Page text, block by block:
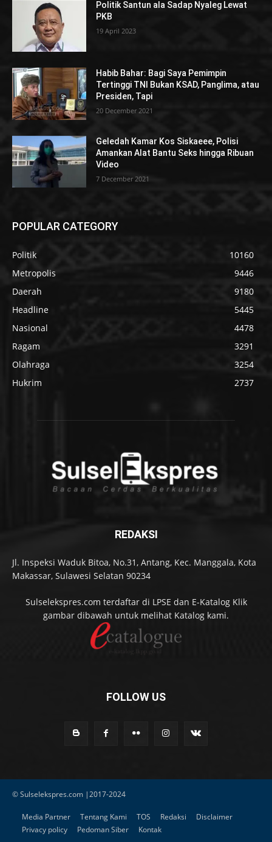
Politik Santun ala Sadap Nyaleg Lewat
PKB
19 April 2023
Habib Bahar: Bagi Saya Pemimpin
Tertinggi TNI Bukan KSAD, Panglima, atau
Presiden, Tapi
20 December 2021
Geledah Kamar Kos Siskaeee, Polisi
Amankan Alat Bantu Seks hingga Ribuan
Video
7 December 2021
POPULAR CATEGORY
Politik
10160
Metropolis
9446
Daerah
9180
Headline
5445
Nasional
4478
Ragam
3291
Olahraga
3254
Hukrim
2737
REDAKSI
Jl. Inspeksi Waduk Bitoa, No.31, Antang, Kec. Manggala, Kota
Makassar, Sulawesi Selatan 90234
Sulselekspres.com terdaftar di LPSE dan E-Katalog Klik
gambar dibawah untuk melihat Katalog kami.
FOLLOW US
© Sulselekspres.com |2017-2024
Media Partner Tentang Kami TOS Redaksi
Disclaimer
Privacy policy
Pedoman Siber Kontak